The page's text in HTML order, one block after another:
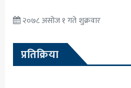
२०७८ असोज १ गते शुक्रवार
प्रतिक्रिया